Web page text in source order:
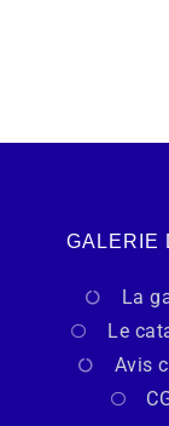
GALERIE
La
Le
Avis